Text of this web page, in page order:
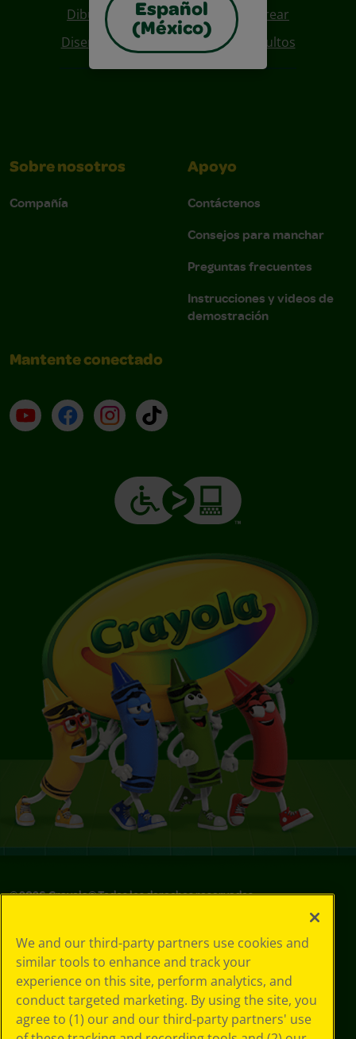
Español
(México)
Dibujos De Personajes Para Colorear
Diseños Para Coloreables Para Adultos
Sobre nosotros
Compañía
Apoyo
Contáctenos
Consejos para manchar
Preguntas frecuentes
Instrucciones y videos de
demostración
Mantente conectado
YouTube (en inglés)
Facebook (en inglés)
Instagram (en inglés)
TikTok
©2026Crayola® Todos los derechos reservados.
de privacidad
Política de
privacidad
Términos de SMS
GDPR
Aviso de
We and our third-party partners use cookies and
similar tools to enhance and track your
experience on this site, perform analytics, and
conduct targeted marketing. By using the site, you
agree to (1) our and our third-party partners' use